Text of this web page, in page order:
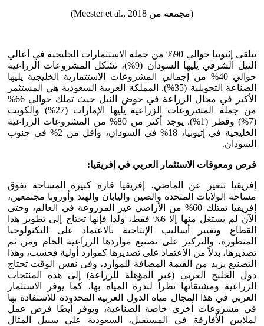
(مجمعة من Meester et al., 2018)
تتلقى إثيوبيا حوالي 90% من جملة الاستثمارات الخليجية في أعالي
النيل الشرقي يليها السودان (9%)، تشكل المشروعات الزراعية
حوالي 40% من إجمالي المشروعات الاستثمارية الخليجية يليها
الصناعة التحويلية (35%). المملكة العربية السعودية هي المستثمر
الأكبر في مجال الزراعة في حوض النيل حيث تملك حوالي 66%
من جملة المشروعات الزراعية يليها الإمارات (27%) والكويت
(7%) وقطر (1%). يوجد أكثر من 80% من المشروعات الزراعية
الخليجية في إثيوبيا، 18% في السودان، وأقل من 2% في جنوب
السودان.
فرص ومعوقات الاستثمار العربي في إفريقيا:
إفريقيا تتغير عن الماضي، إفريقيا قارة كبيرة المساحة تفوق
مساحة الولايات المتحدة والصين واليابان والهند وأوروبا مجتمعين،
إفريقيا تمتلك 60% من الأراضي غير المزروعة في العالم، وحتى
الآن لم يستغل منها إلا 6% فقط، ولذا فإنها تحتاج إلى تطوير هذا
القطاع وتغيير أساليب الإنتاجية بالاعتماد على التكنولوجيا
المتطورة، والتركيز على تصنيع مواردها الزراعية الخام ومن ثم
تصديرها، بدلاً من الاعتماد على تصديرها كموارد أولية فحسب، وهذا
التصنيع يزيد من القيمة المضافة للموارد، وفى نفس الوقت تحتاج
دول الخليج العربي (غير المؤهلة للزراعة) إلى هذه المنتجات
الزراعية ومشتقاتها نظراً لندرة المياه بها، كما يوفر الاستثمار
العربي في هذا المجال مياه الدول العربية المحدودة للاستفادة بها
في مشروعات أخرى خاصة الصناعية، ويوفر أيضًا فرص عمل
لملايين الأفارقة في المستقبل، السعودية على سبيل المثال